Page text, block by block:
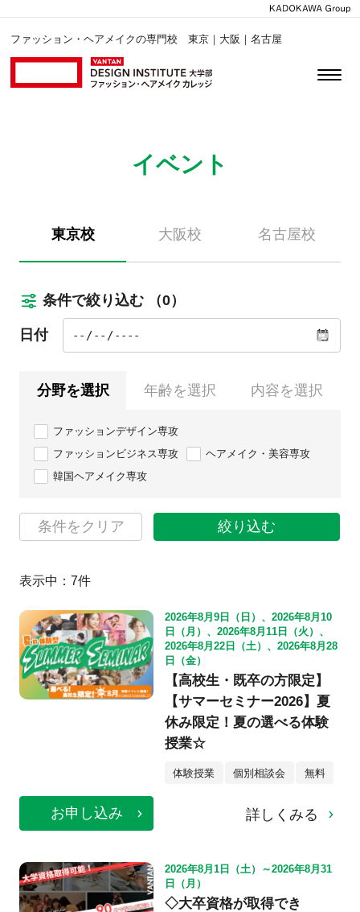
ファッション・ヘアメイクの専門校 東京｜大阪｜名古屋
イベント
東京校 大阪校 名古屋校
条件で絞り込む （0）
日付
分野を選択 年齢を選択 内容を選択
ファッションデザイン専攻
ファッションビジネス専攻
ヘアメイク・美容専攻
韓国ヘアメイク専攻
条件をクリア 絞り込む
表示中： 7件
2026年8月9日（日）、2026年8月10
日（月）、2026年8月11日（火）、
2026年8月22日（土）、2026年8月28
日（金）
【高校生・既卒の方限定】
【サマーセミナー2026】夏
休み限定！夏の選べる体験
授業☆
体験授業 個別相談会 無料
お申し込み 詳しくみる
2026年8月1日（土）～2026年8月31
日（月）
◇大卒資格が取得でき